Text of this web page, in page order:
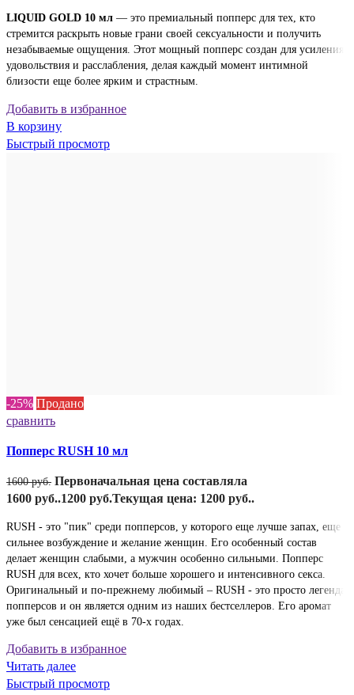
LIQUID GOLD 10 мл — это премиальный попперс для тех, кто
стремится раскрыть новые грани своей сексуальности и получить
незабываемые ощущения. Этот мощный попперс создан для усиления
удовольствия и расслабления, делая каждый момент интимной
близости еще более ярким и страстным.
Добавить в избранное
В корзину
Быстрый просмотр
-25% Продано
сравнить
Попперс RUSH 10 мл
1600руб. Первоначальная цена составляла
1600 руб..1200 руб.Текущая цена: 1200 руб..
RUSH - это "пик" среди попперсов, у которого еще лучше запах, еще
сильнее возбуждение и желание женщин. Его особенный состав
делает женщин слабыми, а мужчин особенно сильными. Попперс
RUSH для всех, кто хочет больше хорошего и интенсивного секса.
Оригинальный и по-прежнему любимый – RUSH - это просто легенда
попперсов и он является одним из наших бестселлеров. Его аромат
уже был сенсацией ещё в 70-х годах.
Добавить в избранное
Читать далее
Быстрый просмотр